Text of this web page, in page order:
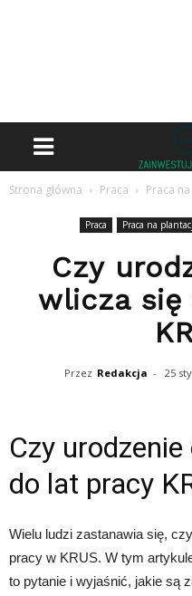
Strona główna Praca Praca
Praca Praca na
Czy
wlicza
Przez Redakcja - 25
Czy
do lat pracy
Wielu ludzi zastanawia się,
pracy w KRUS. W tym
to pytanie i wyjaśnić, jakie są